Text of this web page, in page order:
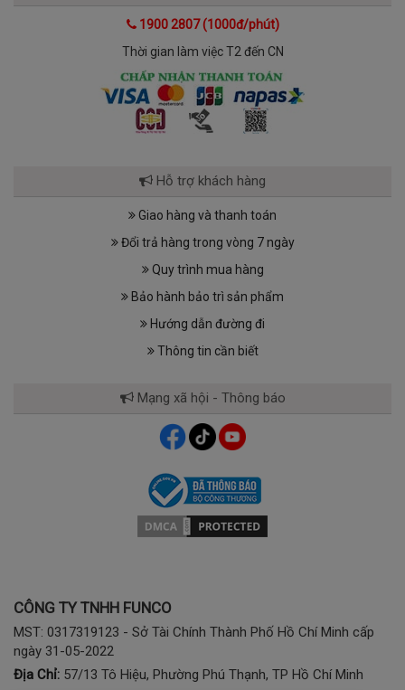
1900 2807 (1000đ/phút)
Thời gian làm việc T2 đến CN
Hỗ trợ khách hàng
Giao hàng và thanh toán
Đổi trả hàng trong vòng 7 ngày
Quy trình mua hàng
Bảo hành bảo trì sản phẩm
Hướng dẫn đường đi
Thông tin cần biết
Mạng xã hội - Thông báo
CÔNG TY TNHH FUNCO
MST: 0317319123 - Sở Tài Chính Thành Phố Hồ Chí Minh cấp
ngày 31-05-2022
Địa Chỉ: 57/13 Tô Hiệu, Phường Phú Thạnh, TP Hồ Chí Minh